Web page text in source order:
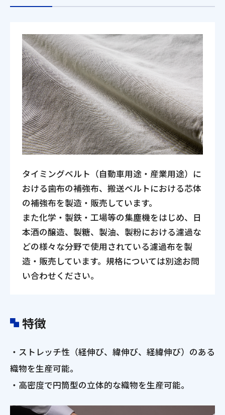
タイミングベルト（自動車用途・産業用途）に
おける歯布の補強布、搬送ベルトにおける芯体
の補強布を製造・販売しています。
また化学・製鉄・工場等の集塵機をはじめ、日
本酒の醸造、製糖、製油、製粉における濾過な
どの様々な分野で使用されている濾過布を製
造・販売しています。規格については別途お問
い合わせください。
特徴
・ストレッチ性（経伸び、緯伸び、経緯伸び）のある
織物を生産可能。
・高密度で円筒型の立体的な織物を生産可能。